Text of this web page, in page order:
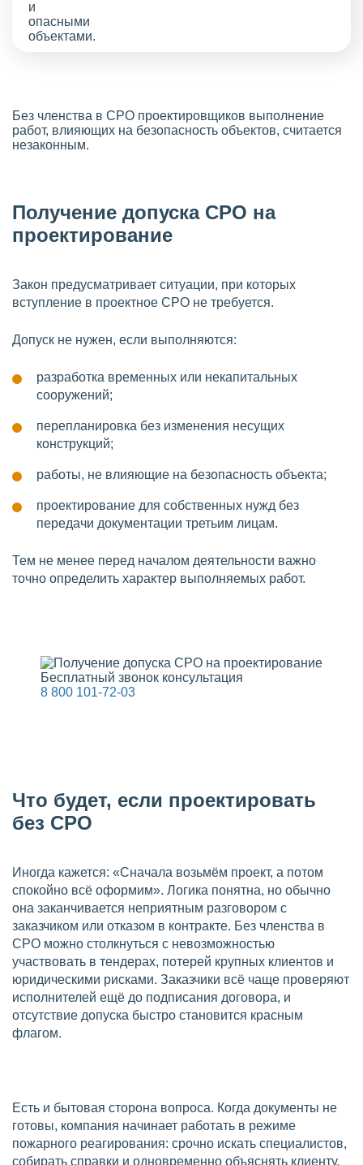
Без членства в СРО проектировщиков выполнение
работ, влияющих на безопасность объектов, считается
незаконным.
Получение допуска СРО на
проектирование
Бесплатный звонок консультация
8 800 101-72-03
Закон предусматривает ситуации, при которых
вступление в проектное СРО не требуется.
Допуск не нужен, если выполняются:
разработка временных или некапитальных
сооружений;
перепланировка без изменения несущих
конструкций;
работы, не влияющие на безопасность объекта;
проектирование для собственных нужд без
передачи документации третьим лицам.
Тем не менее перед началом деятельности важно
точно определить характер выполняемых работ.
Что будет, если проектировать
без СРО
Иногда кажется: «Сначала возьмём проект, а потом
спокойно всё оформим». Логика понятна, но обычно
она заканчивается неприятным разговором с
заказчиком или отказом в контракте. Без членства в
СРО можно столкнуться с невозможностью
участвовать в тендерах, потерей крупных клиентов и
юридическими рисками. Заказчики всё чаще проверяют
исполнителей ещё до подписания договора, и
отсутствие допуска быстро становится красным
флагом.
Есть и бытовая сторона вопроса. Когда документы не
готовы, компания начинает работать в режиме
пожарного реагирования: срочно искать специалистов,
собирать справки и одновременно объяснять клиенту,